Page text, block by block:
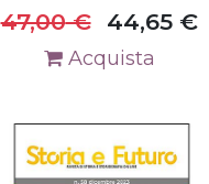
47,00€ 44,65€
Acquista